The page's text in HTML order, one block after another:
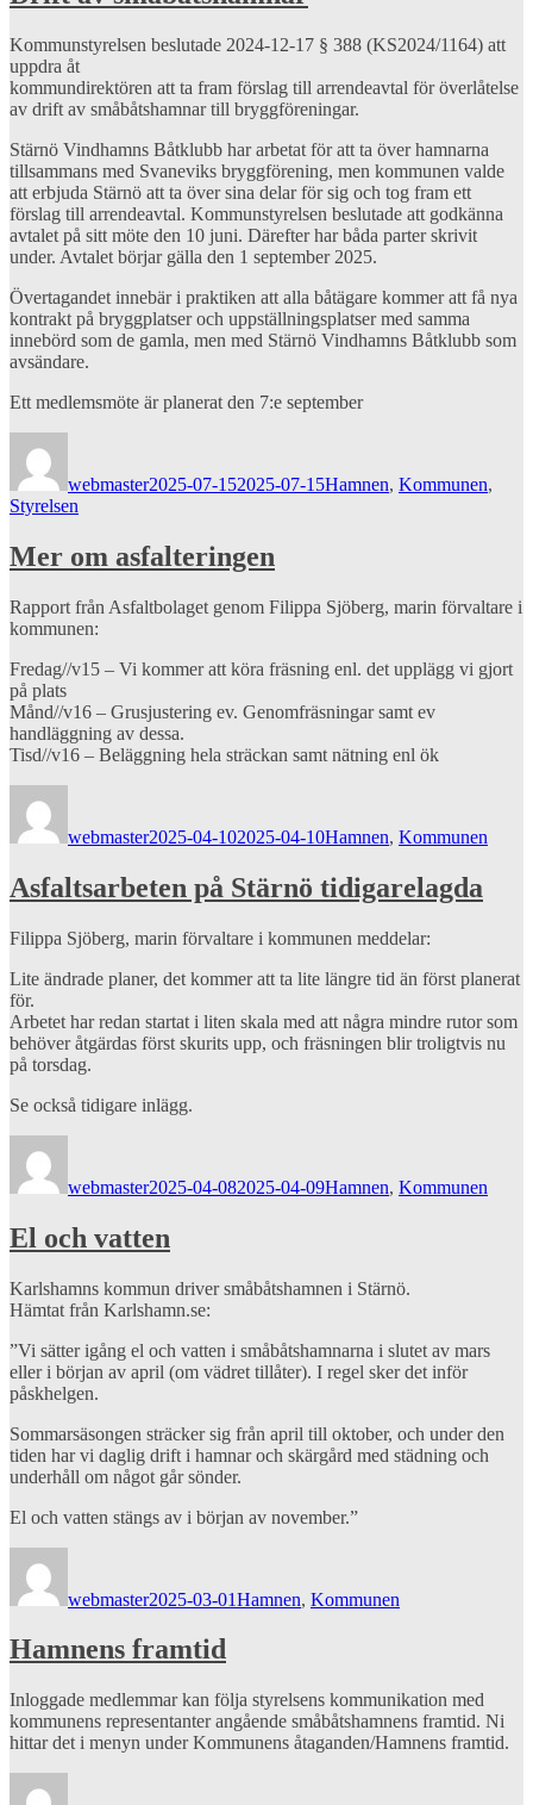
Kommunstyrelsen beslutade 2024-12-17 § 388 (KS2024/1164) att
uppdra åt
kommundirektören att ta fram förslag till arrendeavtal för överlåtelse
av drift av småbåtshamnar till bryggföreningar.
Stärnö Vindhamns Båtklubb har arbetat för att ta över hamnarna
tillsammans med Svaneviks bryggförening, men kommunen valde
att erbjuda Stärnö att ta över sina delar för sig och tog fram ett
förslag till arrendeavtal. Kommunstyrelsen beslutade att godkänna
avtalet på sitt möte den 10 juni. Därefter har båda parter skrivit
under. Avtalet börjar gälla den 1 september 2025.
Övertagandet innebär i praktiken att alla båtägare kommer att få nya
kontrakt på bryggplatser och uppställningsplatser med samma
innebörd som de gamla, men med Stärnö Vindhamns Båtklubb som
avsändare.
Ett medlemsmöte är planerat den 7:e september
webmaster2025-07-152025-07-15Hamnen, Kommunen,
Styrelsen
Mer om asfalteringen
Rapport från Asfaltbolaget genom Filippa Sjöberg, marin förvaltare i
kommunen:
Fredag//v15 – Vi kommer att köra fräsning enl. det upplägg vi gjort
på plats
Månd//v16 – Grusjustering ev. Genomfräsningar samt ev
handläggning av dessa.
Tisd//v16 – Beläggning hela sträckan samt nätning enl ök
webmaster2025-04-102025-04-10Hamnen, Kommunen
Asfaltsarbeten på Stärnö tidigarelagda
Filippa Sjöberg, marin förvaltare i kommunen meddelar:
Lite ändrade planer, det kommer att ta lite längre tid än först planerat
för.
Arbetet har redan startat i liten skala med att några mindre rutor som
behöver åtgärdas först skurits upp, och fräsningen blir troligtvis nu
på torsdag.
Se också tidigare inlägg.
webmaster2025-04-082025-04-09Hamnen, Kommunen
El och vatten
Karlshamns kommun driver småbåtshamnen i Stärnö.
Hämtat från Karlshamn.se:
”Vi sätter igång el och vatten i småbåtshamnarna i slutet av mars
eller i början av april (om vädret tillåter). I regel sker det inför
påskhelgen.
Sommarsäsongen sträcker sig från april till oktober, och under den
tiden har vi daglig drift i hamnar och skärgård med städning och
underhåll om något går sönder.
El och vatten stängs av i början av november.”
webmaster2025-03-01Hamnen, Kommunen
Hamnens framtid
Inloggade medlemmar kan följa styrelsens kommunikation med
kommunens representanter angående småbåtshamnens framtid. Ni
hittar det i menyn under Kommunens åtaganden/Hamnens framtid.